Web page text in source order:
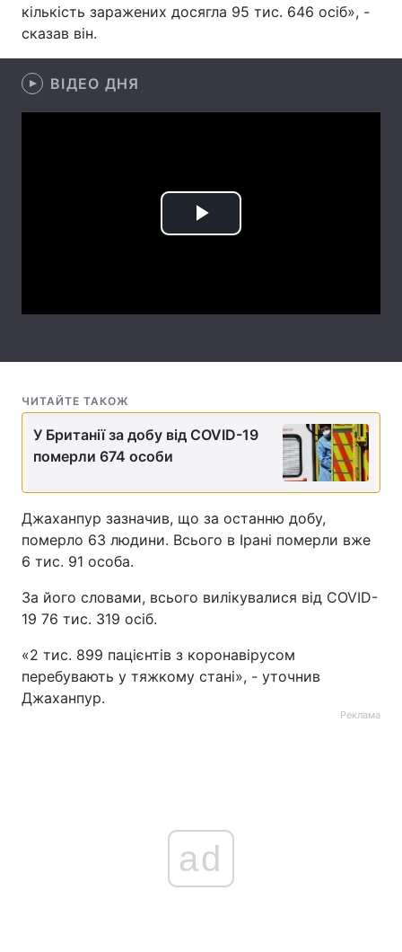
Техно і зв'язок Лайт
Здоров'я
Тема оформлення
кількість заражених досягла 95 тис. 646 осіб», -
сказав він.
ВІДЕО ДНЯ
Play
ЧИТАЙТЕ ТАКОЖ
У Британії за добу від COVID-19
померли 674 особи
Джаханпур зазначив, що за останню добу,
померло 63 людини. Всього в Ірані померли вже
6 тис. 91 особа.
За його словами, всього вилікувалися від COVID-
19 76 тис. 319 осіб.
«2 тис. 899 пацієнтів з коронавірусом
перебувають у тяжкому стані», - уточнив
Джаханпур.
Реклама
ad